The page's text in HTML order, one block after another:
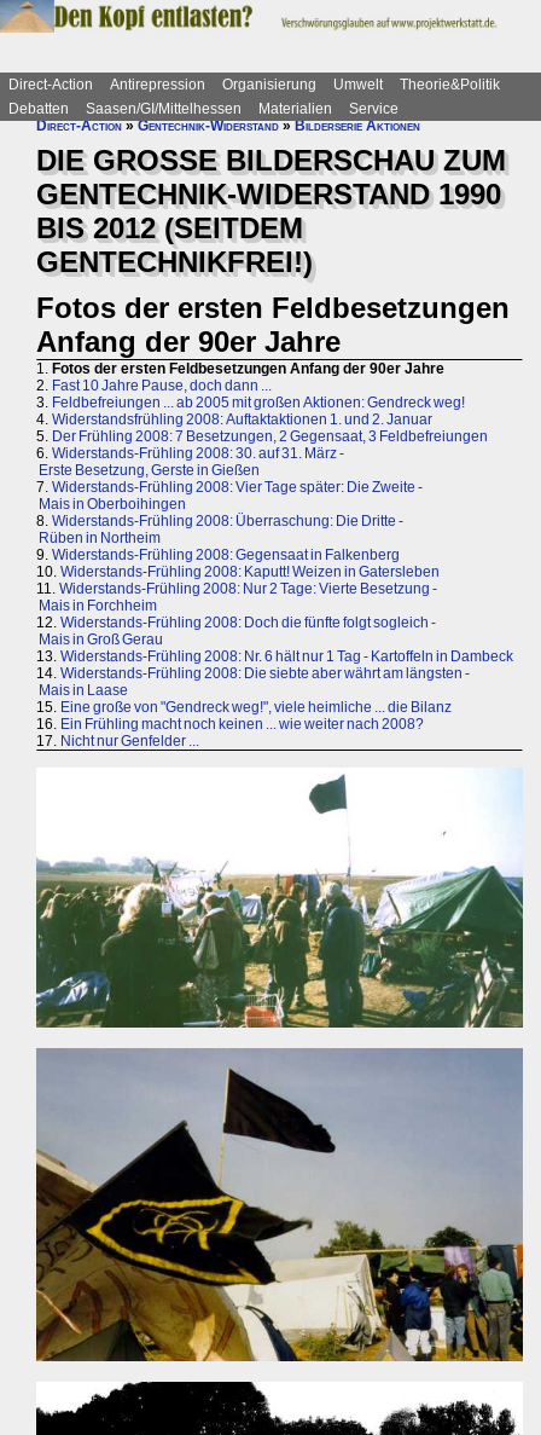
Direct-Action Antirepression Organisierung Umwelt
Theorie&Politik
Debatten
Saasen/GI/Mittelhessen Materialien
Service
Direct-Action»Gentechnik-Widerstand»Bilderserie Aktionen
DIE GROSSE BILDERSCHAU ZUM
GENTECHNIK-WIDERSTAND 1990
BIS 2012 (SEITDEM
GENTECHNIKFREI!)
Fotos der ersten Feldbesetzungen
Anfang der 90er Jahre
1. Fotos der ersten Feldbesetzungen Anfang der 90er Jahre
2. Fast 10 Jahre Pause, doch dann ...
3. Feldbefreiungen ... ab 2005 mit großen Aktionen: Gendreck weg!
4. Widerstandsfrühling 2008: Auftaktaktionen 1. und 2. Januar
5. Der Frühling 2008: 7 Besetzungen, 2 Gegensaat, 3 Feldbefreiungen
6. Widerstands-Frühling 2008: 30. auf 31. März -
Erste Besetzung, Gerste in Gießen
7. Widerstands-Frühling 2008: Vier Tage später: Die Zweite -
Mais in Oberboihingen
8. Widerstands-Frühling 2008: Überraschung: Die Dritte -
Rüben in Northeim
9. Widerstands-Frühling 2008: Gegensaat in Falkenberg
10. Widerstands-Frühling 2008: Kaputt! Weizen in Gatersleben
11. Widerstands-Frühling 2008: Nur 2 Tage: Vierte Besetzung -
Mais in Forchheim
12. Widerstands-Frühling 2008: Doch die fünfte folgt sogleich -
Mais in Groß Gerau
13. Widerstands-Frühling 2008: Nr. 6 hält nur 1 Tag - Kartoffeln in Dambeck
14. Widerstands-Frühling 2008: Die siebte aber währt am längsten -
Mais in Laase
15. Eine große von "Gendreck weg!", viele heimliche ... die Bilanz
16. Ein Frühling macht noch keinen ... wie weiter nach 2008?
17. Nicht nur Genfelder ...